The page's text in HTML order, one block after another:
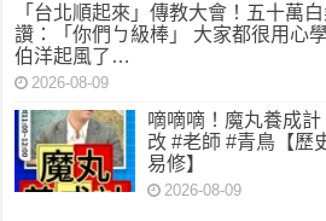
「台北順起來」傳教大會！五十萬
讚：「你們ㄅ級棒」 大家都很用心
伯洋起風了…
2026-08-09
嘀嘀嘀！魔丸養成
改 #老師 #青鳥【歷
易修】
2026-08-09